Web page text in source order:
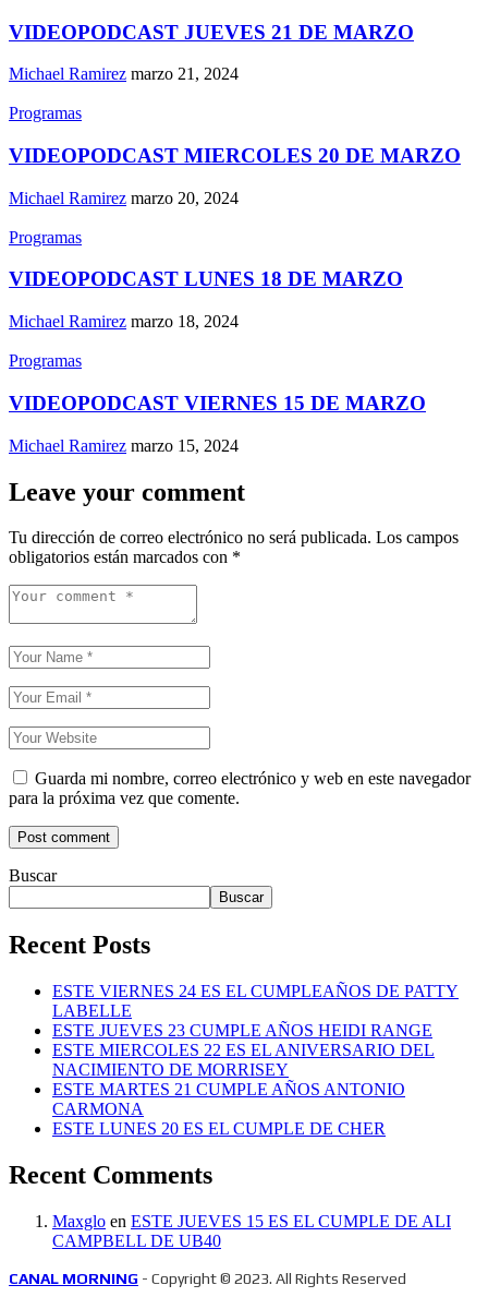
VIDEOPODCAST JUEVES 21 DE MARZO
Michael Ramirez marzo 21, 2024
Programas
VIDEOPODCAST MIERCOLES 20 DE MARZO
Michael Ramirez marzo 20, 2024
Programas
VIDEOPODCAST LUNES 18 DE MARZO
Michael Ramirez marzo 18, 2024
Programas
VIDEOPODCAST VIERNES 15 DE MARZO
Michael Ramirez marzo 15, 2024
Leave your comment
Tu dirección de correo electrónico no será publicada. Los campos
obligatorios están marcados con *
Guarda mi nombre, correo electrónico y web en este navegador
para la próxima vez que comente.
Buscar
Buscar
Recent Posts
ESTE VIERNES 24 ES EL CUMPLEAÑOS DE PATTY
LABELLE
ESTE JUEVES 23 CUMPLE AÑOS HEIDI RANGE
ESTE MIERCOLES 22 ES EL ANIVERSARIO DEL
NACIMIENTO DE MORRISEY
ESTE MARTES 21 CUMPLE AÑOS ANTONIO
CARMONA
ESTE LUNES 20 ES EL CUMPLE DE CHER
Recent Comments
Maxglo en ESTE JUEVES 15 ES EL CUMPLE DE ALI
CAMPBELL DE UB40
CANAL MORNING - Copyright © 2023. All Rights Reserved